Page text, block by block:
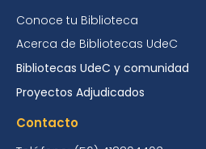
Conoce tu Biblioteca
Acerca de Bibliotecas UdeC
Bibliotecas UdeC y comunidad
Proyectos Adjudicados
Contacto